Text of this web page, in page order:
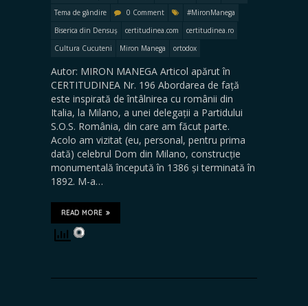
Tema de gândire
0 Comment
#MironManega
Biserica din Densuș
certitudinea.com
certitudinea.ro
Cultura Cucuteni
Miron Manega ortodox
Autor: MIRON MANEGA Articol apărut în
CERTITUDINEA Nr. 196 Abordarea de față
este inspirată de întâlnirea cu românii din
Italia, la Milano, a unei delegații a Partidului
S.O.S. România, din care am făcut parte.
Acolo am vizitat (eu, personal, pentru prima
dată) celebrul Dom din Milano, construcție
monumentală începută în 1386 și terminată în
1892. M-a…
READ MORE